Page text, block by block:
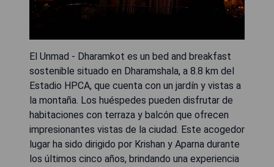
El Unmad - Dharamkot es un bed and breakfast
sostenible situado en Dharamshala, a 8.8 km del
Estadio HPCA, que cuenta con un jardín y vistas a
la montaña. Los huéspedes pueden disfrutar de
habitaciones con terraza y balcón que ofrecen
impresionantes vistas de la ciudad. Este acogedor
lugar ha sido dirigido por Krishan y Aparna durante
los últimos cinco años, brindando una experiencia